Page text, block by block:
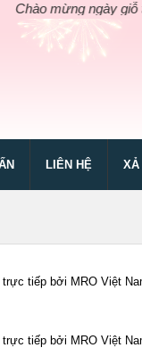
mừng ngày giỗ tổ
LIÊN HỆ XẢ
tiếp bởi MRO Việt
tiếp bởi MRO Việt